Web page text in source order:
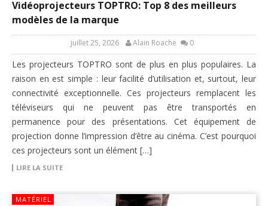
Vidéoprojecteurs TOPTRO: Top 8 des meilleurs
modèles de la marque
juillet 25, 2026 Alain Roache 0
Les projecteurs TOPTRO sont de plus en plus populaires. La
raison en est simple : leur facilité d’utilisation et, surtout, leur
connectivité exceptionnelle. Ces projecteurs remplacent les
téléviseurs qui ne peuvent pas être transportés en
permanence pour des présentations. Cet équipement de
projection donne l’impression d’être au cinéma. C’est pourquoi
ces projecteurs sont un élément […]
LIRE LA SUITE
MATÉRIEL